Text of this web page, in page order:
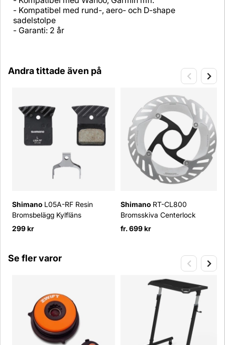
- Kompatibel med rund-, aero- och D-shape
sadelstolpe
- Garanti: 2 år
Andra tittade även på
Shimano L05A-RF Resin
Bromsbelägg Kylfläns
299 kr
Shimano RT-CL800
Bromsskiva Centerlock
fr. 699 kr
Se fler varor